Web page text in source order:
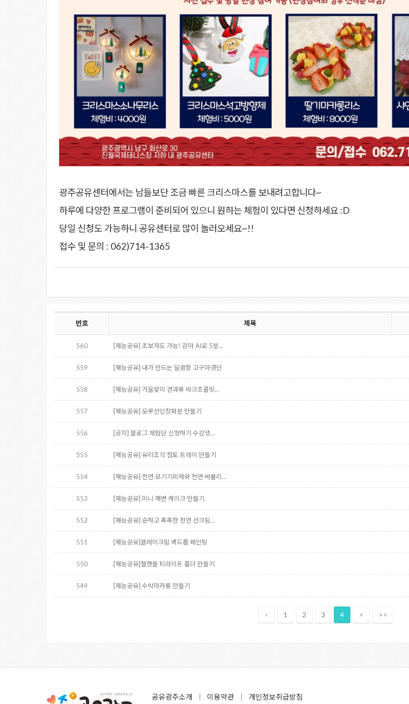
광주공유센터에서는 남들보단 조금 빠른 크리스마스를 보내려고합니다~
하루에 다양한 프로그램이 준비되어 있으니 원하는 체험이 있다면 신청하세요 :D
당일 신청도 가능하니 공유센터로 많이 놀러오세요~!!
접수 및 문의 : 062)714-1365
번호 제목
560 [재능공유] 초보자도 가능! 감마 AI로 5분…
559 [재능공유] 내가 만드는 달콤함 고구마경단
558 [재능공유] 가을맞이 견과류 바크초콜릿…
557 [재능공유] 모루선인장화분 만들기
556 [공지] 블로그 체험단 신청하기 수강생…
555 [재능공유] 유리조각 점토 트레이 만들기
554 [재능공유] 천연 모기기피제와 천연 버물리…
553 [재능공유] 미니 해변 케이크 만들기
552 [재능공유] 순하고 촉촉한 천연 선크림…
551 [재능공유]클레이크림 백드롭 페인팅
550 [재능공유]젤캔들 티라이트 홀더 만들기
549 [재능공유] 수박마카롱 만들기
< 1 2 3 4 > >>
공유광주소개 이용약관 개인정보취급방침